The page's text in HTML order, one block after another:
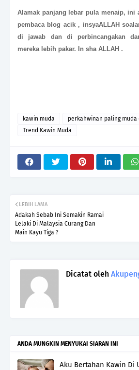
Alamak panjang lebar pula menaip, ini
pembaca blog acik , insyaALLAH
di jawab dan di perbincangakan
mereka lebih pakar. In sha ALLAH .
kawin muda
perkahwinan paling muda
Trend Kawin Muda
LEBIH LAMA
Adakah Sebab Ini Semakin Ramai
Lelaki Di Malaysia Curang Dan
Main Kayu Tiga ?
Dicatat oleh
ANDA MUNGKIN MENYUKAI SIARAN INI
Aku Bertahan Kawin Di